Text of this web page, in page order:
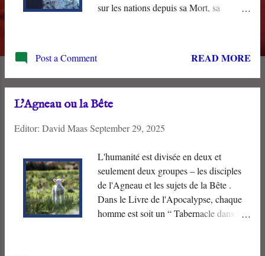
sur les nations depuis sa Mort, sa
son “ obéissance jusqu'à la mort ”, Dieu
l'a nommé “ le Souverain des rois de la
et l'hégémonie mondiale n'appartient
politiques lui sont subordonnés.
Post a Comment READ MORE
L'Agneau ou la Bête
Editor: David MaasSeptember 29, 2025
L'humanité est divisée en deux et
seulement deux groupes – les disciples
de l'Agneau et les sujets de la Bête .
Dans le Livre de l'Apocalypse, chaque
homme est soit un “ Tabernacle dans le